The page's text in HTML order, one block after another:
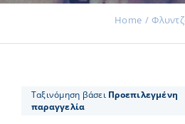
Νέα
Home
Ταξινόμηση βάσει Προεπιλεγμένη
παραγγελία